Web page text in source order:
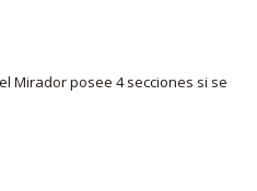
Mirador posee 4 secciones si se